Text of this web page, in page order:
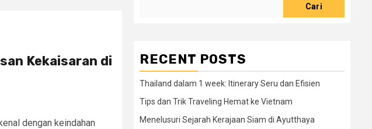
Kekaisaran di
dengan keindahan
Cari
RECENT POSTS
Thailand dalam 1 week: Itinerary Seru dan Efisien
Tips dan Trik Traveling Hemat ke Vietnam
Menelusuri Sejarah Kerajaan Siam di Ayutthaya